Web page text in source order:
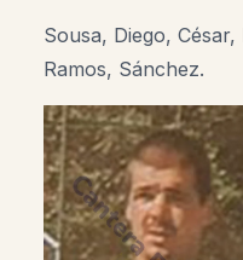
Sousa, Diego,
Ramos, Sánchez.